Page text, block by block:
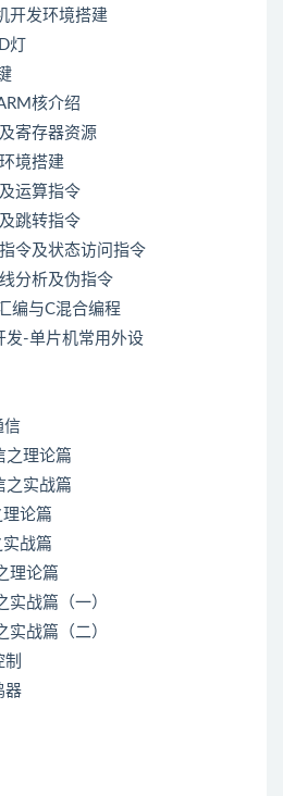
开发环境搭建
核介绍
寄存器资源
境搭建
运算指令
跳转指令
令及状态访问指令
分析及伪指令
编与C混合编程
发-单片机常用外设
信
之理论篇
之实战篇
论篇
战篇
理论篇
实战篇（一）
实战篇（二）
器